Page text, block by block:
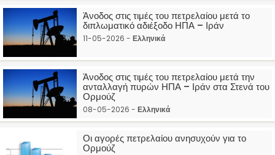
Άνοδος στις τιμές του πετρελαίου μετά το
διπλωματικό αδιέξοδο ΗΠΑ – Ιράν
11-05-2026 - Ελληνικά
Άνοδος στις τιμές του πετρελαίου μετά την
ανταλλαγή πυρών ΗΠΑ – Ιράν στα Στενά του
Ορμούζ
08-05-2026 - Ελληνικά
Οι αγορές πετρελαίου ανησυχούν για το
Ορμούζ